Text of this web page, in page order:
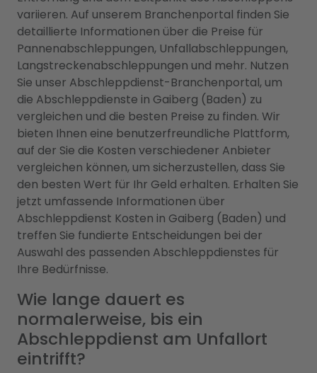
variieren. Auf unserem Branchenportal finden Sie
detaillierte Informationen über die Preise für
Pannenabschleppungen, Unfallabschleppungen,
Langstreckenabschleppungen und mehr. Nutzen
Sie unser Abschleppdienst-Branchenportal, um
die Abschleppdienste in Gaiberg (Baden) zu
vergleichen und die besten Preise zu finden. Wir
bieten Ihnen eine benutzerfreundliche Plattform,
auf der Sie die Kosten verschiedener Anbieter
vergleichen können, um sicherzustellen, dass Sie
den besten Wert für Ihr Geld erhalten. Erhalten Sie
jetzt umfassende Informationen über
Abschleppdienst Kosten in Gaiberg (Baden) und
treffen Sie fundierte Entscheidungen bei der
Auswahl des passenden Abschleppdienstes für
Ihre Bedürfnisse.
Wie lange dauert es
normalerweise, bis ein
Abschleppdienst am Unfallort
eintrifft?